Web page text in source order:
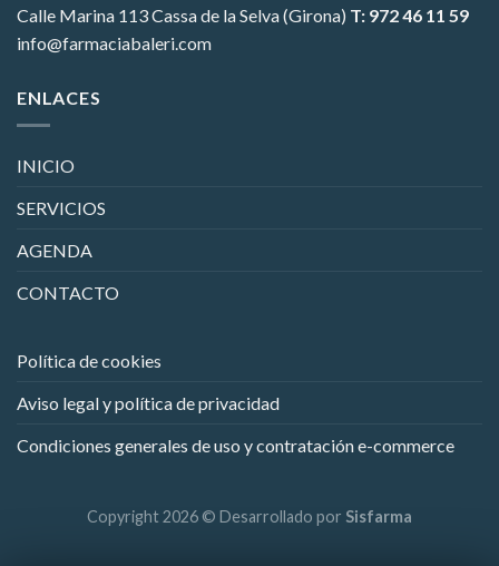
Calle Marina 113Cassa de la Selva (Girona) T: 972 46 11 59
info@farmaciabaleri.com
ENLACES
INICIO
SERVICIOS
AGENDA
CONTACTO
Política de cookies
Aviso legal y política de privacidad
Condiciones generales de uso y contratación e-commerce
Copyright 2026 © Desarrollado por Sisfarma